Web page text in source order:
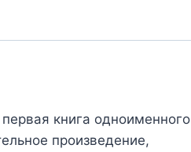
книга одноименного
произведение,